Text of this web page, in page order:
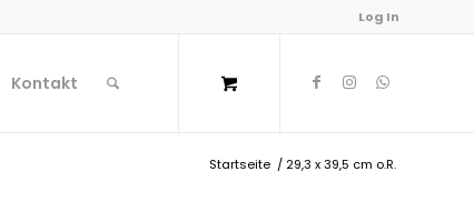
Log In
Kontakt
Startseite / 29,3 x 39,5 cm o.R.